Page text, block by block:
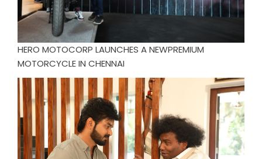
HERO MOTOCORP LAUNCHES A NEWPREMIUM
MOTORCYCLE IN CHENNAI